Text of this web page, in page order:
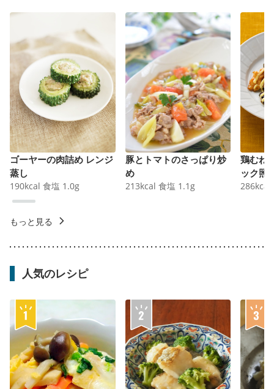
ゴーヤーの肉詰め レンジ
蒸し
190kcal 食塩 1.0g
豚とトマトのさっぱり炒
め
213kcal 食塩 1.1 g
鶏むね
ック照
286kcal
もっと見る
人気のレシピ